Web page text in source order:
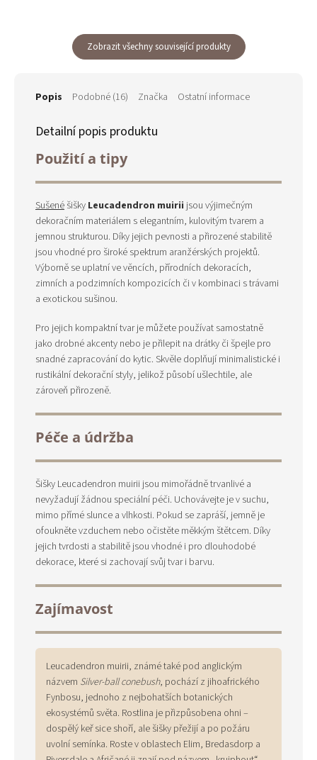
Zobrazit všechny související produkty
Popis Podobné (16) Značka Ostatní informace
Detailní popis produktu
Použití a tipy
Sušené šišky Leucadendron muirii jsou výjimečným
dekoračním materiálem s elegantním, kulovitým tvarem a
jemnou strukturou. Díky jejich pevnosti a přirozené stabilitě
jsou vhodné pro široké spektrum aranžérských projektů.
Výborně se uplatní ve věncích, přírodních dekoracích,
zimních a podzimních kompozicích či v kombinaci s trávami
a exotickou sušinou.
Pro jejich kompaktní tvar je můžete používat samostatně
jako drobné akcenty nebo je přilepit na drátky či špejle pro
snadné zapracování do kytic. Skvěle doplňují minimalistické i
rustikální dekorační styly, jelikož působí ušlechtile, ale
zároveň přirozeně.
Péče a údržba
Šišky Leucadendron muirii jsou mimořádně trvanlivé a
nevyžadují žádnou speciální péči. Uchovávejte je v suchu,
mimo přímé slunce a vlhkosti. Pokud se zapráší, jemně je
ofoukněte vzduchem nebo očistěte měkkým štětcem. Díky
jejich tvrdosti a stabilitě jsou vhodné i pro dlouhodobé
dekorace, které si zachovají svůj tvar i barvu.
Zajímavost
Leucadendron muirii, známé také pod anglickým
názvem Silver-ball conebush, pochází z jihoafrického
Fynbosu, jednoho z nejbohatších botanických
ekosystémů světa. Rostlina je přizpůsobena ohni –
dospělý keř sice shoří, ale šišky přežijí a po požáru
uvolní semínka. Roste v oblastech Elim, Bredasdorp a